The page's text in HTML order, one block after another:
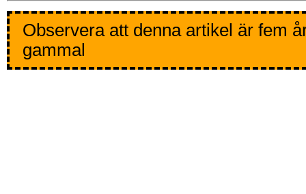
Observera att denna artikel är fem
gammal